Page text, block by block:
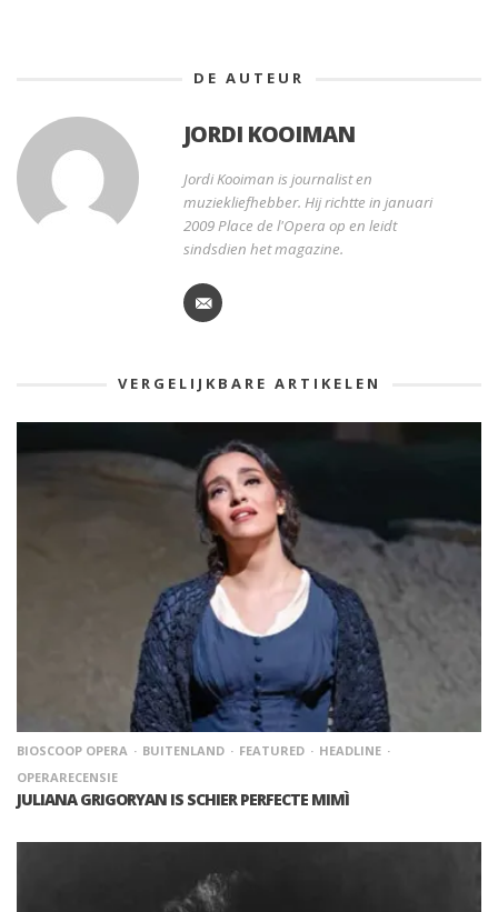
DE AUTEUR
JORDI KOOIMAN
Jordi Kooiman is journalist en
muziekliefhebber. Hij richtte in januari
2009 Place de l'Opera op en leidt
sindsdien het magazine.
VERGELIJKBARE ARTIKELEN
BIOSCOOP OPERA BUITENLAND FEATURED
HEADLINE
OPERARECENSIE
JULIANA GRIGORYAN IS SCHIER PERFECTE MIMÌ